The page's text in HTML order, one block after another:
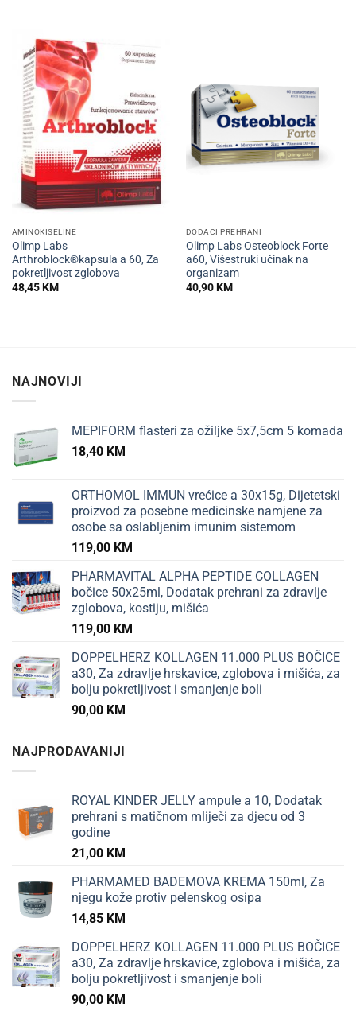
AMINOKISELINE
Olimp Labs
Arthroblock®kapsula a 60, Za
pokretljivost zglobova
48,45KM
DODACI PREHRANI
Olimp Labs Osteoblock Forte
a60, Višestruki učinak na
organizam
40,90KM
NAJNOVIJI
MEPIFORM flasteri za ožiljke 5x7,5cm 5 komada
18,40 KM
ORTHOMOL IMMUN vrećice a 30x15g, Dijetetski
proizvod za posebne medicinske namjene za
osobe sa oslabljenim imunim sistemom
119,00 KM
PHARMAVITAL ALPHA PEPTIDE COLLAGEN
bočice 50x25ml, Dodatak prehrani za zdravlje
zglobova, kostiju, mišića
119,00 KM
DOPPELHERZ KOLLAGEN 11.000 PLUS BOČICE
a30, Za zdravlje hrskavice, zglobova i mišića, za
bolju pokretljivost i smanjenje boli
90,00 KM
NAJPRODAVANIJI
ROYAL KINDER JELLY ampule a 10, Dodatak
prehrani s matičnom mliječi za djecu od 3
godine
21,00 KM
PHARMAMED BADEMOVA KREMA 150ml, Za
njegu kože protiv pelenskog osipa
14,85 KM
DOPPELHERZ KOLLAGEN 11.000 PLUS BOČICE
a30, Za zdravlje hrskavice, zglobova i mišića, za
bolju pokretljivost i smanjenje boli
90,00 KM